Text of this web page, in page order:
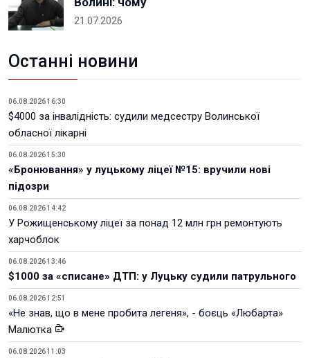
21.07.2026
Останні новини
06.08.2026 16:30
$4000 за інвалідність: судили медсестру Волинської
обласної лікарні
06.08.2026 15:30
«Бронювання» у луцькому ліцеї №15: вручили нові
підозри
06.08.2026 14:42
У Рожищенському ліцеї за понад 12 млн грн ремонтують
харчоблок
06.08.2026 13:46
$1000 за «списане» ДТП: у Луцьку судили патрульного
06.08.2026 12:51
«Не знав, що в мене пробита легеня», - боєць «Любарта»
Малютка
06.08.2026 11:03